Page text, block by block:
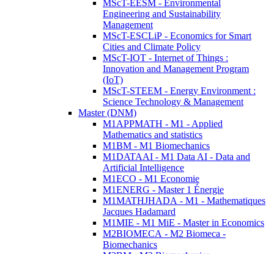
MScT-EESM - Environmental
Engineering and Sustainability
Management
MScT-ESCLiP - Economics for Smart
Cities and Climate Policy
MScT-IOT - Internet of Things :
Innovation and Management Program
(IoT)
MScT-STEEM - Energy Environment :
Science Technology & Management
Master (DNM)
M1APPMATH - M1 - Applied
Mathematics and statistics
M1BM - M1 Biomechanics
M1DATAAI - M1 Data AI - Data and
Artificial Intelligence
M1ECO - M1 Economie
M1ENERG - Master 1 Énergie
M1MATHJHADA - M1 - Mathematiques
Jacques Hadamard
M1MIE - M1 MiE - Master in Economics
M2BIOMECA - M2 Biomeca -
Biomechanics